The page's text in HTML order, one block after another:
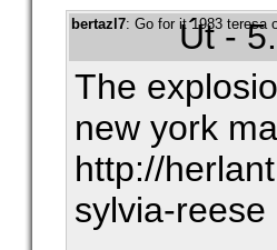
bertazl7: Go for it 1983 teresa
Út -
The
new york
http://
sylvia-reese